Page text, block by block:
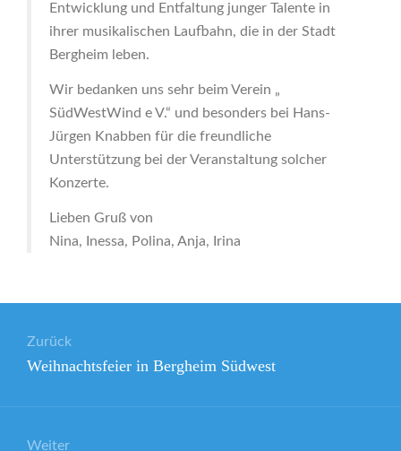
Entwicklung und Entfaltung junger Talente in
ihrer musikalischen Laufbahn, die in der Stadt
Bergheim leben.
Wir bedanken uns sehr beim Verein „
SüdWestWind e V.“ und besonders bei Hans-
Jürgen Knabben für die freundliche
Unterstützung bei der Veranstaltung solcher
Konzerte.
Lieben Gruß von
Nina, Inessa, Polina, Anja, Irina
Zurück
Vorheriger
Weihnachtsfeier in Bergheim Südwest
Weiter